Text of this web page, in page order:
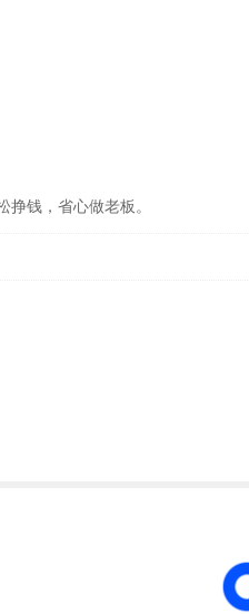
钱，省心做老板。
二维码获取下载链接！有手机端